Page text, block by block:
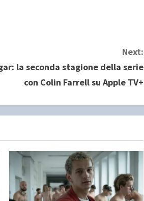
Next:
la seconda stagione della serie
con Colin Farrell su Apple TV+